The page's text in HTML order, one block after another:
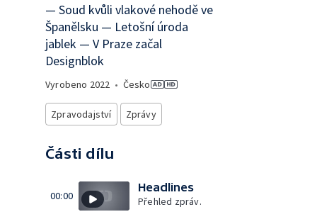
— Soud kvůli vlakové nehodě ve
Španělsku — Letošní úroda
jablek — V Praze začal
Designblok
Vyrobeno 2022 • Česko
Zpravodajství Zprávy
Části dílu
00:00
Headlines
Přehled zpráv.